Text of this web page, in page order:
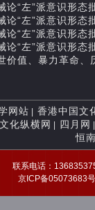
论“左”派意识形
论“左”派意识形
论“左”派意识形
论“左”派意识形
价值、暴力革命
网站
香港中国文
文化纵横网 四月网
恒
联系电话：
京ICP备